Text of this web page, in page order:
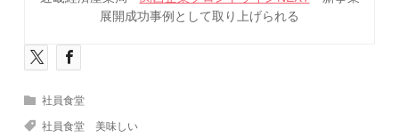
展開成功事例として取り上げられる
社員食堂
社員食堂 美味しい